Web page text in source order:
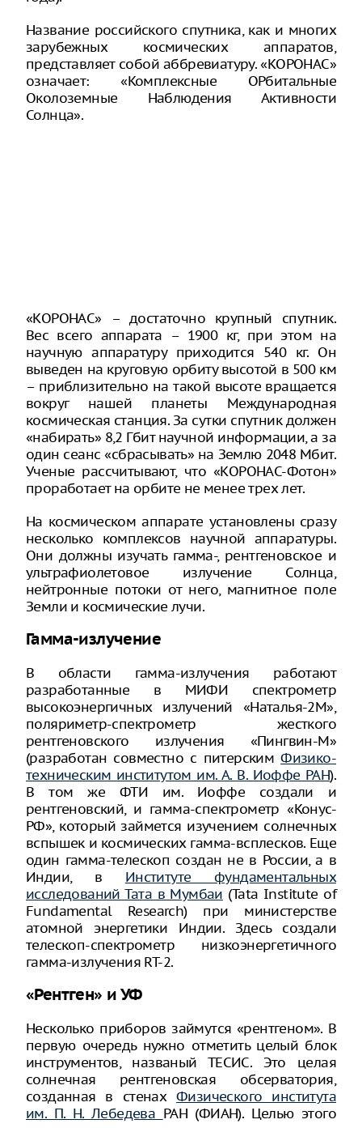
Название российского спутника, как и многих
зарубежных космических аппаратов,
представляет собой аббревиатуру. «КОРОНАС»
означает: «Комплексные ОРбитальные
Околоземные Наблюдения Активности
Солнца».
«КОРОНАС» – достаточно крупный спутник.
Вес всего аппарата – 1900 кг, при этом на
научную аппаратуру приходится 540 кг. Он
выведен на круговую орбиту высотой в 500 км
– приблизительно на такой высоте вращается
вокруг нашей планеты Международная
космическая станция. За сутки спутник должен
«набирать» 8,2 Гбит научной информации, а за
один сеанс «сбрасывать» на Землю 2048 Мбит.
Ученые рассчитывают, что «КОРОНАС-Фотон»
проработает на орбите не менее трех лет.
На космическом аппарате установлены сразу
несколько комплексов научной аппаратуры.
Они должны изучать гамма-, рентгеновское и
ультрафиолетовое излучение Солнца,
нейтронные потоки от него, магнитное поле
Земли и космические лучи.
Гамма-излучение
В области гамма-излучения работают
разработанные в МИФИ спектрометр
высокоэнергичных излучений «Наталья-2М»,
поляриметр-спектрометр жесткого
рентгеновского излучения «Пингвин-М»
(разработан совместно с питерскимФизико-
техническим институтом им. А. В. Иоффе РАН).
В том же ФТИ им. Иоффе создали и
рентгеновский, и гамма-спектрометр «Конус-
РФ», который займется изучением солнечных
вспышек и космических гамма-всплесков. Еще
один гамма-телескоп создан не в России, а в
Индии, в Институте фундаментальных
исследований Тата в Мумбаи (Tata Institute of
Fundamental Research) при министерстве
атомной энергетики Индии. Здесь создали
телескоп-спектрометр низкоэнергетичного
гамма-излучения RT-2.
«Рентген» и УФ
Несколько приборов займутся «рентгеном». В
первую очередь нужно отметить целый блок
инструментов, названый ТЕСИС. Это целая
солнечная рентгеновская обсерватория,
созданная в стенахФизического института
им. П. Н. Лебедева РАН (ФИАН). Целью этого